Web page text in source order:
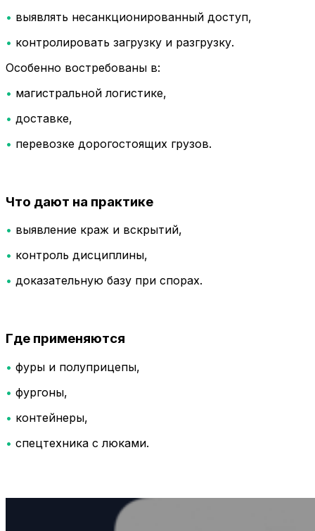
• выявлять несанкционированный доступ,
• контролировать загрузку и разгрузку.
Особенно востребованы в:
• магистральной логистике,
• доставке,
• перевозке дорогостоящих грузов.
Что дают на практике
• выявление краж и вскрытий,
• контроль дисциплины,
• доказательную базу при спорах.
Где применяются
• фуры и полуприцепы,
• фургоны,
• контейнеры,
• спецтехника с люками.